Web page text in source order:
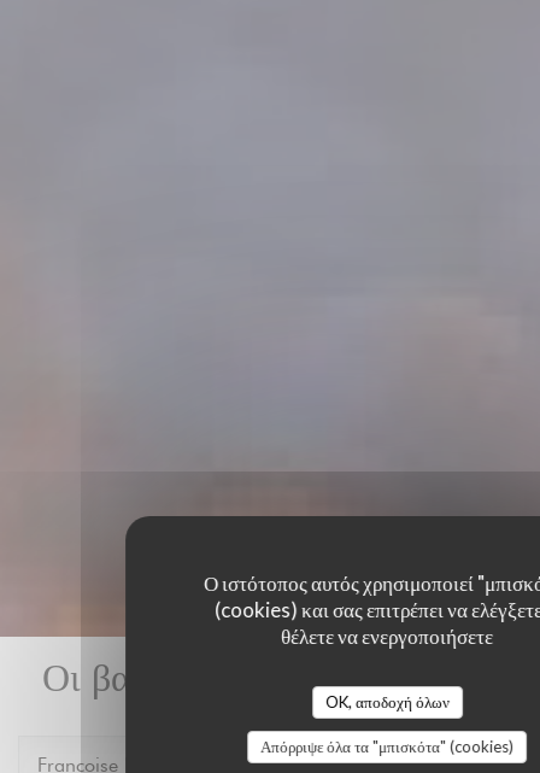
Ο ιστότοπος αυτός χρησιμοποιεί
(cookies) και σας επιτρέπει να
θέλετε να ενεργοποιήσετε
OK, αποδοχή όλων
Απόρριψε όλα τα "μπισκότα" (cookies)
Οι βαθμολογίες πελατών μας
Francoise